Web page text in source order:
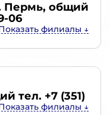
Пермь, общий
06
тел. +7 (351)